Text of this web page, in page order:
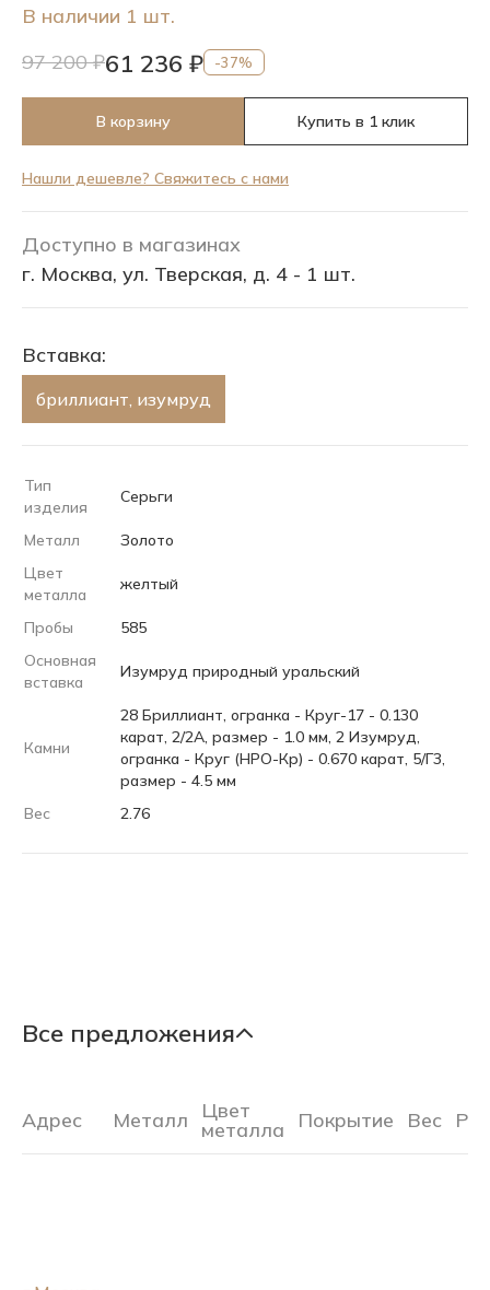
В наличии 1 шт.
97 200 ₽61 236 ₽ -37%
В корзину Купить в 1 клик
Нашли дешевле? Свяжитесь с нами
Доступно в магазинах
г. Москва, ул. Тверская, д. 4 - 1 шт.
Вставка:
бриллиант, изумруд
Тип
изделия
Серьги
Металл
Золото
Цвет
металла
желтый
Пробы
585
Основная
вставка
Изумруд природный уральский
Камни
28 Бриллиант, огранка - Круг-17 - 0.130
карат, 2/2А, размер - 1.0 мм, 2 Изумруд,
огранка - Круг (НРО-Кр) - 0.670 карат, 5/Г3,
размер - 4.5 мм
Вес
2.76
Все предложения
Адрес Металл Цвет
металла Покрытие Вес